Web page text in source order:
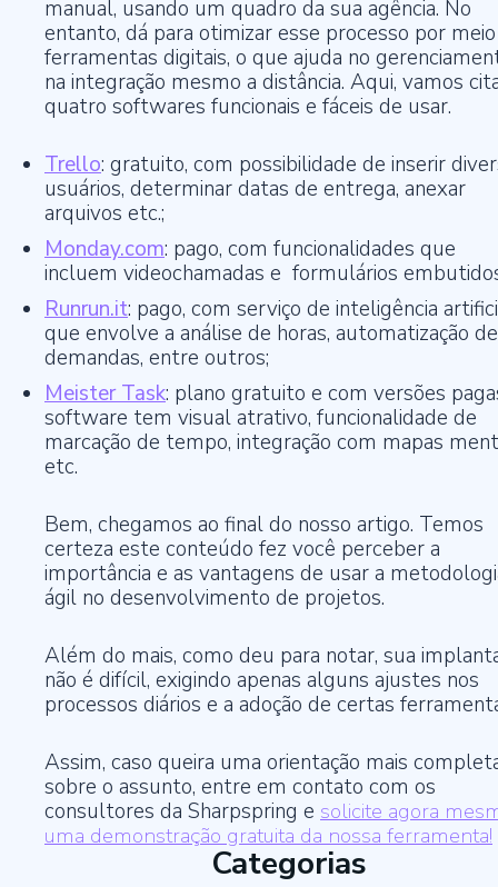
manual, usando um quadro da sua agência. No
entanto, dá para otimizar esse processo por
ferramentas digitais, o que ajuda no
na integração mesmo a distância. Aqui, vamos
quatro softwares funcionais e fáceis de usar.
Trello: gratuito, com possibilidade de inserir
usuários, determinar datas de entrega, anexar
arquivos etc.;
Monday.com: pago, com funcionalidades que
incluem videochamadas e formulários
Runrun.it: pago, com serviço de inteligência
que envolve a análise de horas, automatização de
demandas, entre outros;
Meister Task: plano gratuito e com versões
software tem visual atrativo, funcionalidade de
marcação de tempo, integração com mapas
etc.
Bem, chegamos ao final do nosso artigo. Temos
certeza este conteúdo fez você perceber a
importância e as vantagens de usar a
ágil no desenvolvimento de projetos.
Além do mais, como deu para notar, sua
não é difícil, exigindo apenas alguns ajustes nos
processos diários e a adoção de certas
Assim, caso queira uma orientação mais
sobre o assunto, entre em contato com os
consultores da Sharpspring e solicite agora
uma demonstração gratuita da nossa ferramenta!
Categorias